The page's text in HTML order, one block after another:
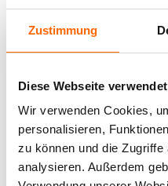
Zustimmung
Diese Webseite
Wir verwenden Cookies,
personalisieren,
zu können und die
analysieren. Außerdem